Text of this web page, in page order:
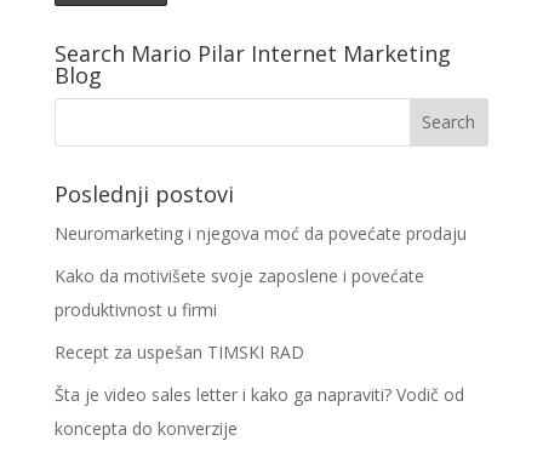
Search Mario Pilar Internet Marketing
Blog
Poslednji postovi
Neuromarketing i njegova moć da povećate prodaju
Kako da motivišete svoje zaposlene i povećate
produktivnost u firmi
Recept za uspešan TIMSKI RAD
Šta je video sales letter i kako ga napraviti? Vodič od
koncepta do konverzije